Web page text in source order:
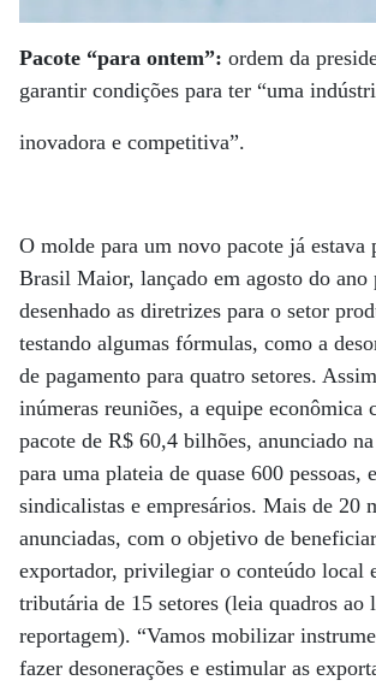
Pacote “para ontem”: ordem da
garantir condições para ter “uma
inovadora e competitiva”.
O molde para um novo pacote já estava
Brasil Maior, lançado em agosto do ano
desenhado as diretrizes para o setor
testando algumas fórmulas, como a
de pagamento para quatro setores.
inúmeras reuniões, a equipe econômica
pacote de R$ 60,4 bilhões, anunciado
para uma plateia de quase 600 pessoas,
sindicalistas e empresários. Mais de 20
anunciadas, com o objetivo de
exportador, privilegiar o conteúdo local
tributária de 15 setores (leia quadros ao
reportagem). “Vamos mobilizar
fazer desonerações e estimular as